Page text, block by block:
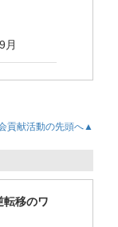
月
貢献活動の先頭へ▲
移のワ